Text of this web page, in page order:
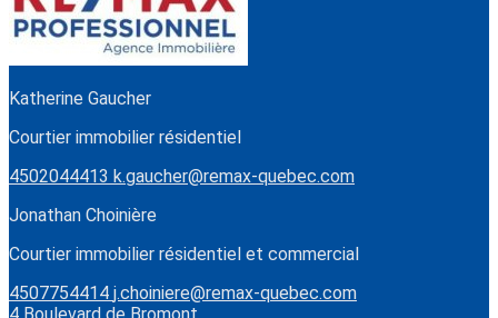
Katherine Gaucher
Courtier immobilier résidentiel
4502044413 k.gaucher@remax-quebec.com
Jonathan Choinière
Courtier immobilier résidentiel et commercial
4507754414 j.choiniere@remax-quebec.com